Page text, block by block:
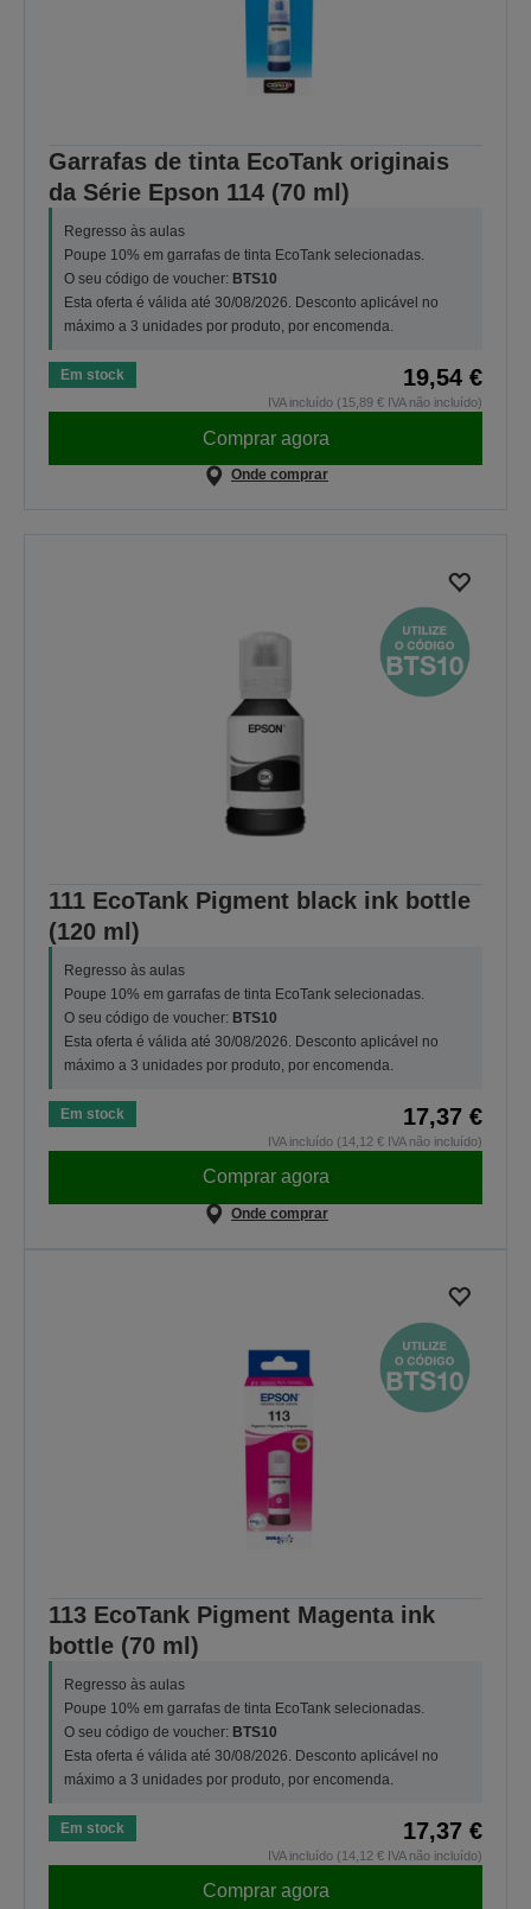
Garrafas de tinta EcoTank originais
da Série Epson 114 (70 ml)
Regresso às aulas
Poupe 10% em garrafas de tinta EcoTank selecionadas.
O seu código de voucher: BTS10
Esta oferta é válida até 30/08/2026. Desconto aplicável no
máximo a 3 unidades por produto, por encomenda.
Em stock 19,54 €
IVA incluído (15,89 € IVA não incluído)
Comprar agora
Onde comprar
111 EcoTank Pigment black ink bottle
(120 ml)
Regresso às aulas
Poupe 10% em garrafas de tinta EcoTank selecionadas.
O seu código de voucher: BTS10
Esta oferta é válida até 30/08/2026. Desconto aplicável no
máximo a 3 unidades por produto, por encomenda.
Em stock 17,37 €
IVA incluído (14,12 € IVA não incluído)
Comprar agora
Onde comprar
113 EcoTank Pigment Magenta ink
bottle (70 ml)
Regresso às aulas
Poupe 10% em garrafas de tinta EcoTank selecionadas.
O seu código de voucher: BTS10
Esta oferta é válida até 30/08/2026. Desconto aplicável no
máximo a 3 unidades por produto, por encomenda.
Em stock 17,37 €
IVA incluído (14,12 € IVA não incluído)
Comprar agora